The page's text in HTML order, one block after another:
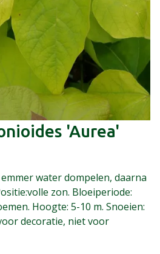
'Aurea'
water dompelen, daarna
zon. Bloeiperiode:
Hoogte: 5-10 m. Snoeien:
decoratie, niet voor